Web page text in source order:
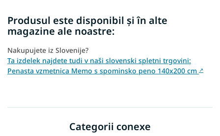
Produsul este disponibil și în alte
magazine ale noastre:
Nakupujete iz Slovenije?
Ta izdelek najdete tudi v naši slovenski spletni trgovini:
Penasta vzmetnica Memo s spominsko peno 140x200 cm ↗
Categorii conexe